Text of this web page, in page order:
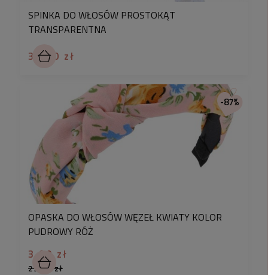
SPINKA DO WŁOSÓW PROSTOKĄT
TRANSPARENTNA
30,90 zł
OPASKA DO WŁOSÓW WĘZEŁ KWIATY KOLOR
PUDROWY RÓŻ
3,90 zł
29,90 zł
-87%